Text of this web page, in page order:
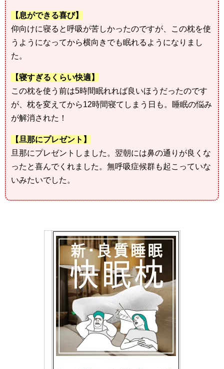
【息ができる喜び】
仰向けに寝ると呼吸が苦しかったのですが、この枕を使
うようになってから横向きでも眠れるようになりまし
た。
【寝すぎるくらい快適】
この枕を使う前は5時間眠れれば良いほうだったのです
が、枕を変えてから12時間寝てしまう日も。睡眠の悩み
が解消された！
【旦那にプレゼント】
旦那にプレゼントしました。翌朝には鼻の通りが良くな
ったと喜んでくれました。無呼吸症候群も起こっていな
いみたいでした。